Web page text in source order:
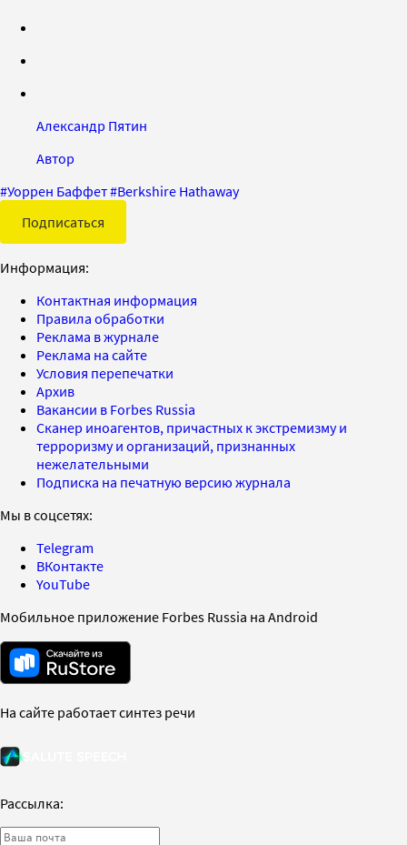
Александр Пятин
Автор
#Уоррен Баффет#Berkshire Hathaway
Подписаться
Информация:
Контактная информация
Правила обработки
Реклама в журнале
Реклама на сайте
Условия перепечатки
Архив
Вакансии в Forbes Russia
Сканер иноагентов, причастных к экстремизму и
терроризму и организаций, признанных
нежелательными
Подписка на печатную версию журнала
Мы в соцсетях:
Telegram
ВКонтакте
YouTube
Мобильное приложение Forbes Russia на Android
На сайте работает синтез речи
Рассылка: